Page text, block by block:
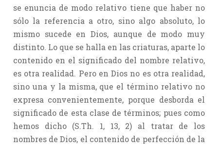
se enuncia de modo relativo tiene que haber no
sólo la referencia a otro, sino algo absoluto, lo
mismo sucede en Dios, aunque de modo muy
distinto. Lo que se halla en las criaturas, aparte lo
contenido en el significado del nombre relativo,
es otra realidad. Pero en Dios no es otra realidad,
sino una y la misma, que el término relativo no
expresa convenientemente, porque desborda el
significado de esta clase de términos; pues como
hemos dicho (S.Th. 1, 13, 2) al tratar de los
nombres de Dios, el contenido de perfección de la